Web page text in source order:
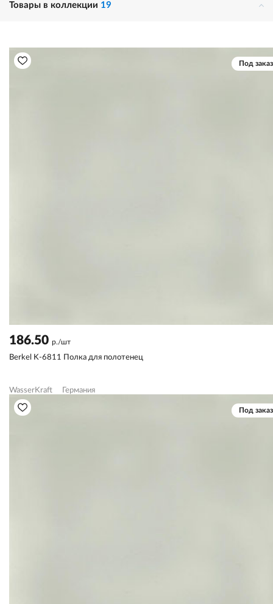
Товары в коллекции 19
Под заказ
186.50 р./шт
Berkel K-6811 Полка для полотенец
WasserKraft Германия
Под заказ